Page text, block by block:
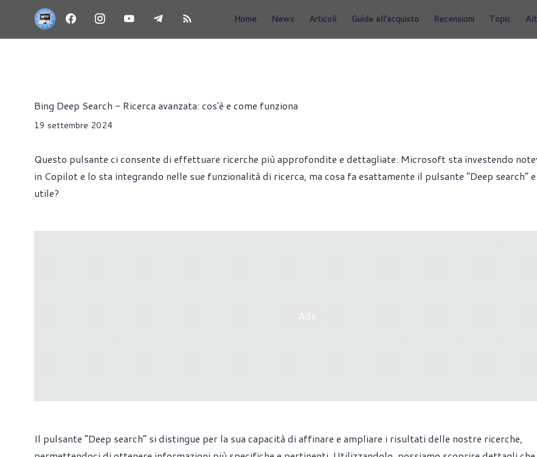
Home News Articoli Guide all'acquisto Recensioni Topic
Bing Deep Search - Ricerca avanzata: cos'è e come funziona
19 settembre 2024
Questo pulsante ci consente di effettuare ricerche più approfondite e dettagliate. Microsoft sta investendo
in Copilot e lo sta integrando nelle sue funzionalità di ricerca, ma cosa fa esattamente il pulsante “Deep search”
utile?
Il pulsante “Deep search” si distingue per la sua capacità di affinare e ampliare i risultati delle nostre ricerche,